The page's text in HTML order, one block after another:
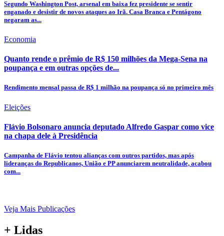
Segundo Washington Post, arsenal em baixa fez presidente se sentir
enganado e desistir de novos ataques ao Irã. Casa Branca e Pentágono
negaram as...
Economia
Quanto rende o prêmio de R$ 150 milhões da Mega-Sena na
poupança e em outras opções de...
Rendimento mensal passa de R$ 1 milhão na poupança só no primeiro mês
Eleições
Flávio Bolsonaro anuncia deputado Alfredo Gaspar como vice
na chapa dele à Presidência
Campanha de Flávio tentou alianças com outros partidos, mas após
lideranças do Republicanos, União e PP anunciarem neutralidade, acabou
com...
Veja Mais Publicações
+ Lidas